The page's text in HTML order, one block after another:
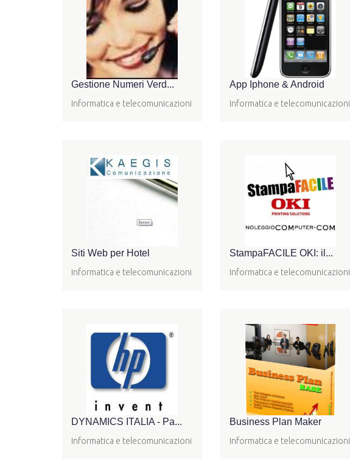
Gestione Numeri Verd...
Informatica e telecomunicazioni
App Iphone & Android
Informatica e telecomunicazioni
Siti Web per Hotel
Informatica e telecomunicazioni
StampaFACILE OKI: il...
Informatica e telecomunicazioni
DYNAMICS ITALIA - Pa...
Informatica e telecomunicazioni
Business Plan Maker
Informatica e telecomunicazioni